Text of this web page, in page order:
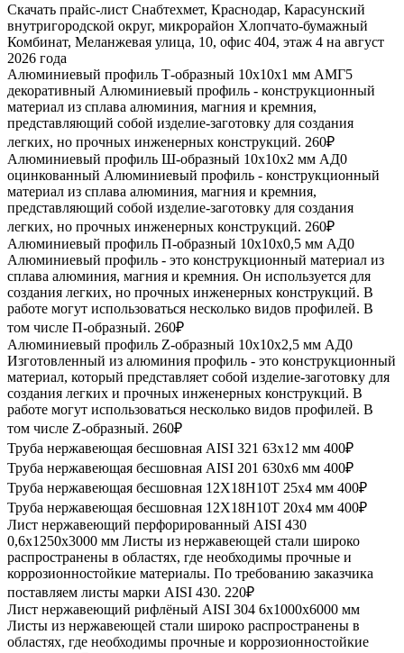
Скачать прайс-лист Снабтехмет, Краснодар, Карасунский
внутригородской округ, микрорайон Хлопчато-бумажный
Комбинат, Меланжевая улица, 10, офис 404, этаж 4 на август
2026 года
Алюминиевый профиль Т-образный 10х10х1 мм АМГ5
декоративный Алюминиевый профиль - конструкционный
материал из сплава алюминия, магния и кремния,
представляющий собой изделие-заготовку для создания
легких, но прочных инженерных конструкций. 260₽
Алюминиевый профиль Ш-образный 10х10х2 мм АД0
оцинкованный Алюминиевый профиль - конструкционный
материал из сплава алюминия, магния и кремния,
представляющий собой изделие-заготовку для создания
легких, но прочных инженерных конструкций. 260₽
Алюминиевый профиль П-образный 10х10х0,5 мм АД0
Алюминиевый профиль - это конструкционный материал из
сплава алюминия, магния и кремния. Он используется для
создания легких, но прочных инженерных конструкций. В
работе могут использоваться несколько видов профилей. В
том числе П-образный. 260₽
Алюминиевый профиль Z-образный 10х10х2,5 мм АД0
Изготовленный из алюминия профиль - это конструкционный
материал, который представляет собой изделие-заготовку для
создания легких и прочных инженерных конструкций. В
работе могут использоваться несколько видов профилей. В
том числе Z-образный. 260₽
Труба нержавеющая бесшовная AISI 321 63х12 мм 400₽
Труба нержавеющая бесшовная AISI 201 630х6 мм 400₽
Труба нержавеющая бесшовная 12Х18Н10Т 25х4 мм 400₽
Труба нержавеющая бесшовная 12Х18Н10Т 20х4 мм 400₽
Лист нержавеющий перфорированный AISI 430
0,6х1250х3000 мм Листы из нержавеющей стали широко
распространены в областях, где необходимы прочные и
коррозионностойкие материалы. По требованию заказчика
поставляем листы марки AISI 430. 220₽
Лист нержавеющий рифлёный AISI 304 6х1000х6000 мм
Листы из нержавеющей стали широко распространены в
областях, где необходимы прочные и коррозионностойкие